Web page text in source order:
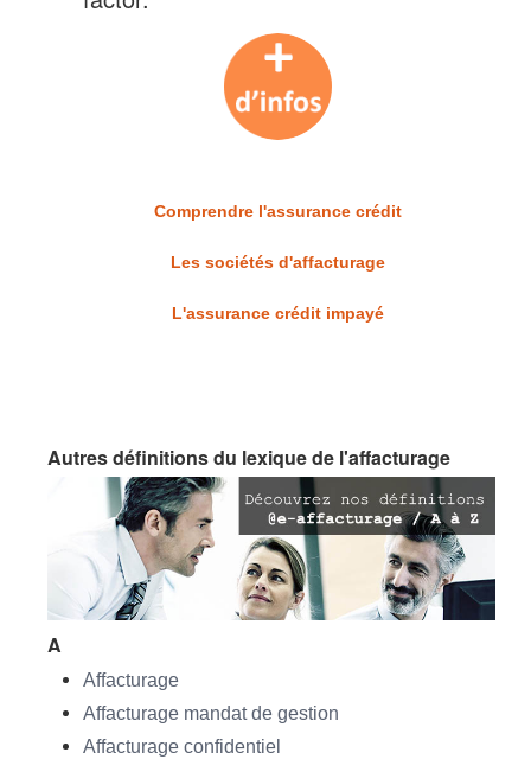
Comprendre l'assurance crédit
Les sociétés d'affacturage
L'assurance crédit impayé
Autres définitions du lexique de l'affacturage
A
Affacturage
Affacturage mandat de gestion
Affacturage confidentiel